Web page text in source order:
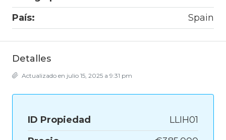
País:
Spain
Detalles
Actualizado en julio 15, 2025 a 9:31 pm
ID Propiedad
LLIH01